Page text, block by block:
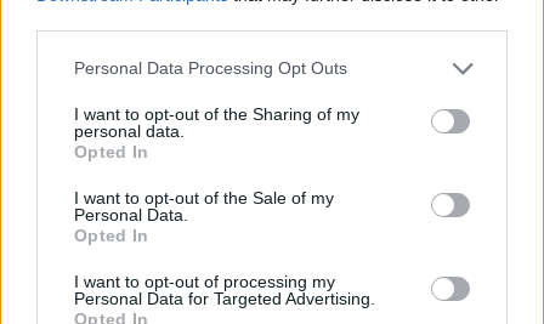
Please note that this website/app uses one or more Google
not limited to your visit or usage behaviour. You may click to
grant or deny consent to Google and its third-party tags to
use your data for below specified purposes in below Google
consent section.
Personal Data Processing Opt Outs
I want to opt-out of the Sharing of my
personal data.
Opted In
I want to opt-out of the Sale of my
Personal Data.
Opted In
I want to opt-out of processing my
Personal Data for Targeted Advertising.
Opted In
nehézségekről vagy az iskola/óvoda újrakezdésének
dilemmájáról. Ha meg is osztunk velük ilyen
információkat, akkor figyeljünk rá, hogy semmi ne
maradjon magyarázat nélkül. A gyerekek így is
könnyen elcsípnek részleteket egy híradóból vagy
akár egy telefonbeszélgetésből is.
Legyen a szülőknek is énideje!
Talán ezt a pontot a legnehezebb most